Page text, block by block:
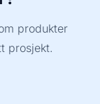
produkter
prosjekt.